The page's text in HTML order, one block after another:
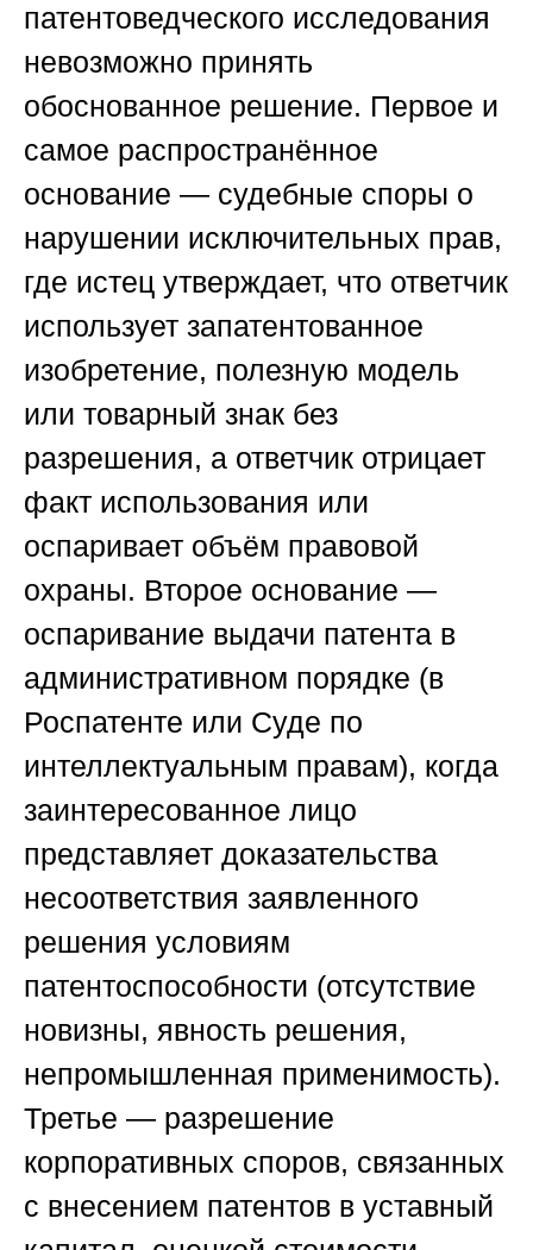
патентоведческого исследования
невозможно принять
обоснованное решение. Первое и
самое распространённое
основание — судебные споры о
нарушении исключительных прав,
где истец утверждает, что ответчик
использует запатентованное
изобретение, полезную модель
или товарный знак без
разрешения, а ответчик отрицает
факт использования или
оспаривает объём правовой
охраны. Второе основание —
оспаривание выдачи патента в
административном порядке (в
Роспатенте или Суде по
интеллектуальным правам), когда
заинтересованное лицо
представляет доказательства
несоответствия заявленного
решения условиям
патентоспособности (отсутствие
новизны, явность решения,
непромышленная применимость).
Третье — разрешение
корпоративных споров, связанных
с внесением патентов в уставный